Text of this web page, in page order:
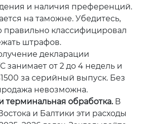
и наличия преференций.
на таможне. Убедитесь,
правильно классифицировал
штрафов.
декларации
занимает от 2 до 4 недель и
за серийный выпуск. Без
невозможна.
терминальная обработка.В
и Балтики эти расходы